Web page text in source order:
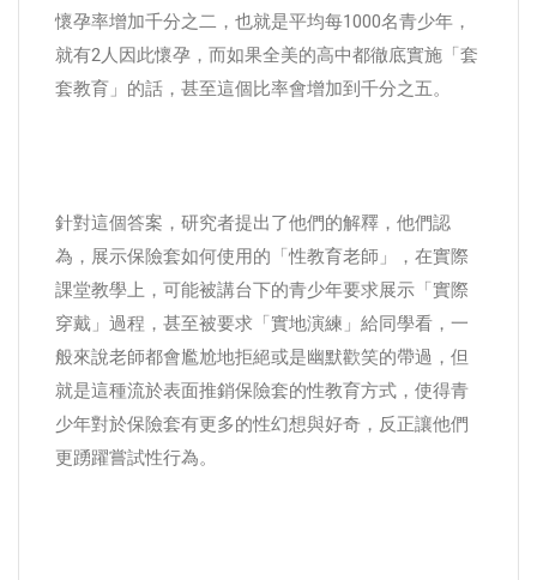
懷孕率增加千分之二，也就是平均每1000名青少年，
就有2人因此懷孕，而如果全美的高中都徹底實施「套
套教育」的話，甚至這個比率會增加到千分之五。
針對這個答案，研究者提出了他們的解釋，他們認
為，展示保險套如何使用的「性教育老師」，在實際
課堂教學上，可能被講台下的青少年要求展示「實際
穿戴」過程，甚至被要求「實地演練」給同學看，一
般來說老師都會尷尬地拒絕或是幽默歡笑的帶過，但
就是這種流於表面推銷保險套的性教育方式，使得青
少年對於保險套有更多的性幻想與好奇，反正讓他們
更踴躍嘗試性行為。